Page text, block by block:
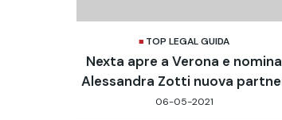
TOP LEGAL GUIDA
Nexta apre a Verona e nomina
Alessandra Zotti nuova
06-05-2021